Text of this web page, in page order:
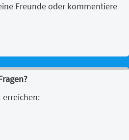
Freunde oder kommentiere
erreichen: